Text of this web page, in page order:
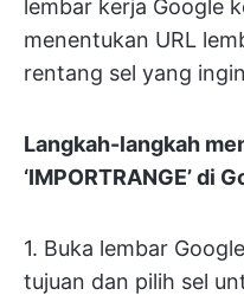
lembar kerja Google
menentukan URL
rentang sel yang
Langkah-langkah
‘IMPORTRANGE’ di
1. Buka lembar
tujuan dan pilih sel